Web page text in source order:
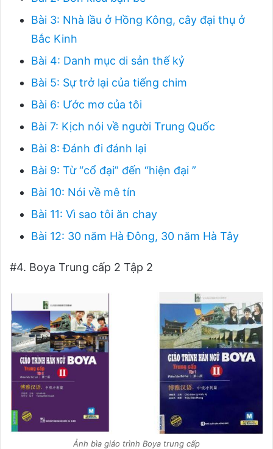
Bài 3: Nhà lầu ở Hồng Kông, cây đại thụ ở
Bắc Kinh
Bài 4: Danh mục di sản thế kỷ
Bài 5: Sự trở lại của tiếng chim
Bài 6: Ước mơ của tôi
Bài 7: Kịch nói về người Trung Quốc
Bài 8: Đánh đi đánh lại
Bài 9: Từ “cổ đại” đến “hiện đại ”
Bài 10: Nói về mê tín
Bài 11: Vì sao tôi ăn chay
Bài 12: 30 năm Hà Đông, 30 năm Hà Tây
#4. Boya Trung cấp 2 Tập 2
Ảnh bìa giáo trình Boya trung cấp